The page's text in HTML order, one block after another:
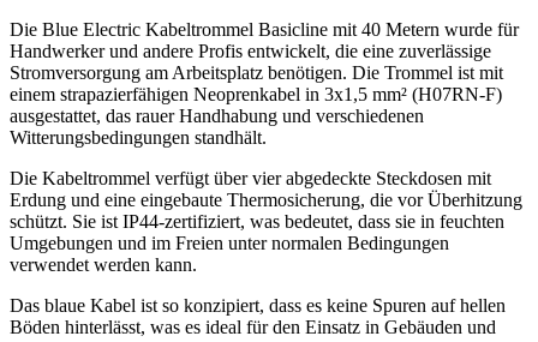
Die Blue Electric Kabeltrommel Basicline mit 40 Metern wurde für
Handwerker und andere Profis entwickelt, die eine zuverlässige
Stromversorgung am Arbeitsplatz benötigen. Die Trommel ist mit
einem strapazierfähigen Neoprenkabel in 3x1,5 mm² (H07RN-F)
ausgestattet, das rauer Handhabung und verschiedenen
Witterungsbedingungen standhält.
Die Kabeltrommel verfügt über vier abgedeckte Steckdosen mit
Erdung und eine eingebaute Thermosicherung, die vor Überhitzung
schützt. Sie ist IP44-zertifiziert, was bedeutet, dass sie in feuchten
Umgebungen und im Freien unter normalen Bedingungen
verwendet werden kann.
Das blaue Kabel ist so konzipiert, dass es keine Spuren auf hellen
Böden hinterlässt, was es ideal für den Einsatz in Gebäuden und